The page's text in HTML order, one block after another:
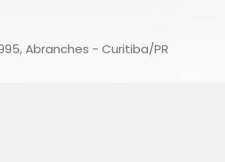
Abranches - Curitiba/PR